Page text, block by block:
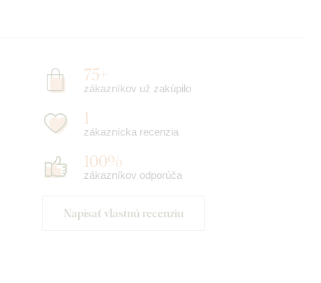
75+
zákazníkov už zakúpilo
1
zákaznícka recenzia
100%
zákazníkov odporúča
Napísať vlastnú recenziu